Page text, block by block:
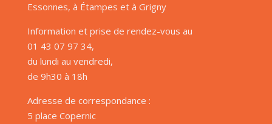
Essonnes, à Étampes et à Grigny
Information et prise de rendez-vous au
01 43 07 97 34,
du lundi au vendredi,
de 9h30 à 18h
Adresse de correspondance :
5 place Copernic